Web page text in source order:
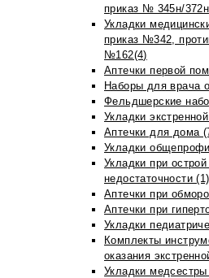
приказ № 345н/
Укладки
приказ №342,
№162(4)
Аптечки первой
Наборы для врача
Фельдшерские
Укладки
Аптечки для дома
Укладки
Укладки при
недостаточности (1)
Аптечки при
Аптечки при
Укладки
Комплекты
оказания
Укладки медсестры